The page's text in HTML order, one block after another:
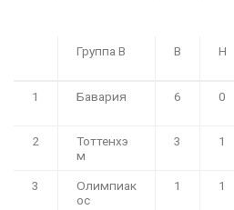
Группа B В Н
1 Бавария 6 0
2
Тоттенхэ
м
3 1
3
Олимпиак
ос
1 1